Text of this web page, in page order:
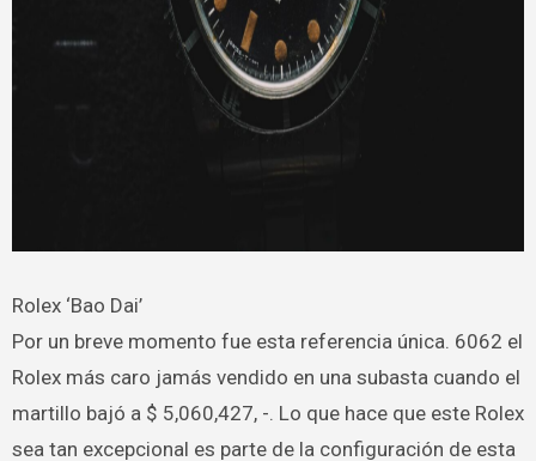
Rolex ‘Bao Dai’
Por un breve momento fue esta referencia única. 6062 el
Rolex más caro jamás vendido en una subasta cuando el
martillo bajó a $ 5,060,427, -. Lo que hace que este Rolex
sea tan excepcional es parte de la configuración de esta